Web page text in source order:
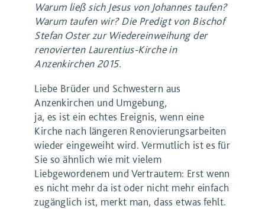
Warum ließ sich Jesus von Johannes taufen?
Warum taufen wir? Die Predigt von Bischof
Stefan Oster zur Wiedereinweihung der
renovierten Laurentius-Kirche in
Anzenkirchen 2015.
Liebe Brüder und Schwestern aus
Anzenkirchen und Umgebung,
ja, es ist ein echtes Ereignis, wenn eine
Kirche nach längeren Renovierungsarbeiten
wieder eingeweiht wird. Vermutlich ist es für
Sie so ähnlich wie mit vielem
Liebgewordenem und Vertrautem: Erst wenn
es nicht mehr da ist oder nicht mehr einfach
zugänglich ist, merkt man, dass etwas fehlt.